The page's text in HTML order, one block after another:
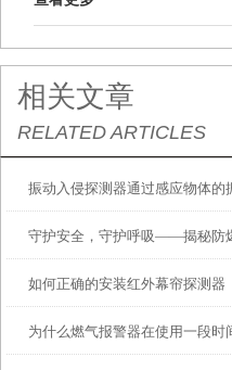
相关文章
RELATED ARTICLES
振动入侵探测器通过感应物体的
信号来判断是否有入侵行为
守护安全，守护呼吸——揭秘防
燃气体探测器
如何正确的安装红外幕帘探测器
为什么燃气报警器在使用一段时